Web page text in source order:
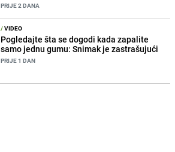
PRIJE 2 DANA
/VIDEO
Pogledajte šta se dogodi kada zapalite
samo jednu gumu: Snimak je zastrašujući
PRIJE 1 DAN